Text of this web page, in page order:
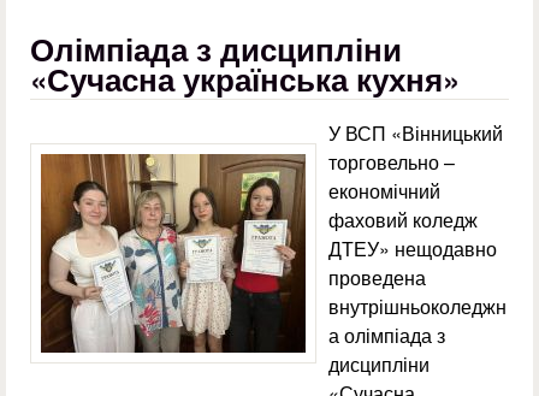
Олімпіада з дисципліни
«Сучасна українська кухня»
У ВСП «Вінницький
торговельно –
економічний
фаховий коледж
ДТЕУ» нещодавно
проведена
внутрішньоколеджн
а олімпіада з
дисципліни